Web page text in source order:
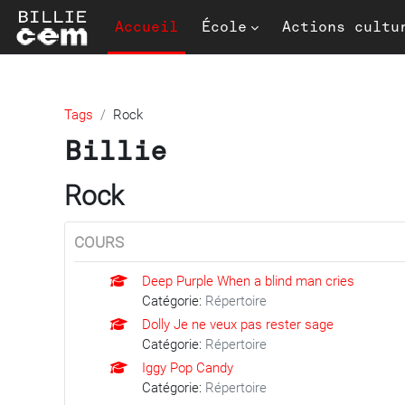
Passer au contenu principal
Accueil École Actions
Tags Rock
Billie
Rock
COURS
Deep Purple When a blind man cries
Catégorie: Répertoire
Dolly Je ne veux pas rester sage
Catégorie: Répertoire
Iggy Pop Candy
Catégorie: Répertoire